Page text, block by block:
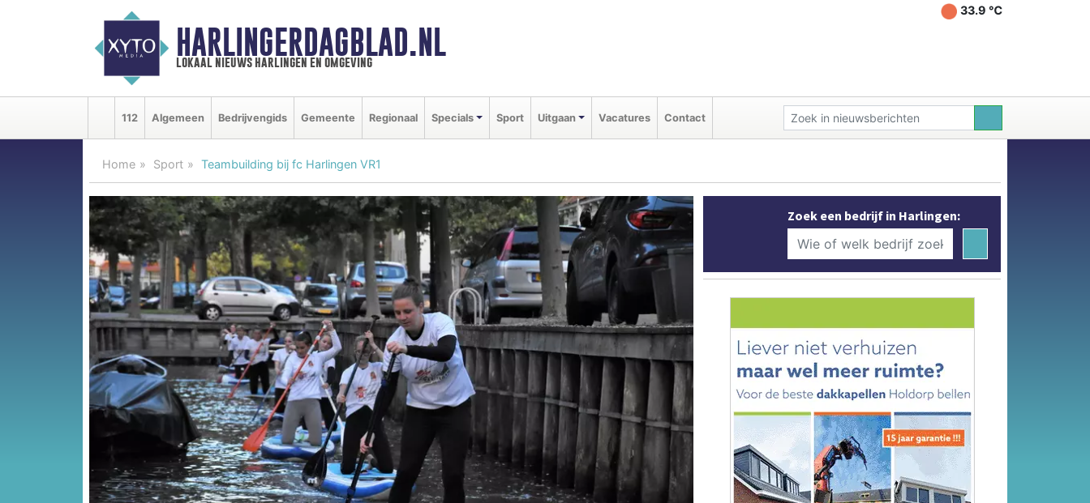
HARLINGERDAGBLAD.NL
lokaal nieuws harlingen en omgeving
33.9 ℃
112 Algemeen Bedrijvengids Gemeente Regionaal Specials Sport Uitgaan Vacatures Contact
Home Sport Teambuilding bij fc Harlingen VR1
Zoek een bedrijf in Harlingen: